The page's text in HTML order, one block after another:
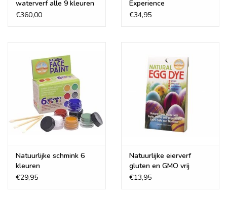
sneldrogend, milieuvriendelijk, economisch in gebruik, heeft een
Meng 1:1 met water voor een gewone waterverf en speel een
beetje met de verhoudingen voor een dikkere of juist nog
dunnere verf. Met de dikke verf kun je heerlijk vinger verven! De
meer dunne verf is zeer geschikt voor werkjes met een aquarel
uitstraling.
De verf is erg geschikt voor op papier, hout, textiel, steen, en nog
veel meer.
De Natural Earth Paint water gebaseerde verf wordt ook vaak
gebruikt door volwassenen voor het beschilderen van houten
speelgoed, voor een oude hout-look, zoals steigerplanken, voor
waterverf alle 9 kleuren
€360,00
Experience
€34,95
Natuurlijke schmink 6
kleuren
€29,95
Natuurlijke eierverf
gluten en GMO vrij
€13,95